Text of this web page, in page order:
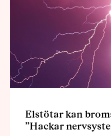
Elstötar kan
”Hackar